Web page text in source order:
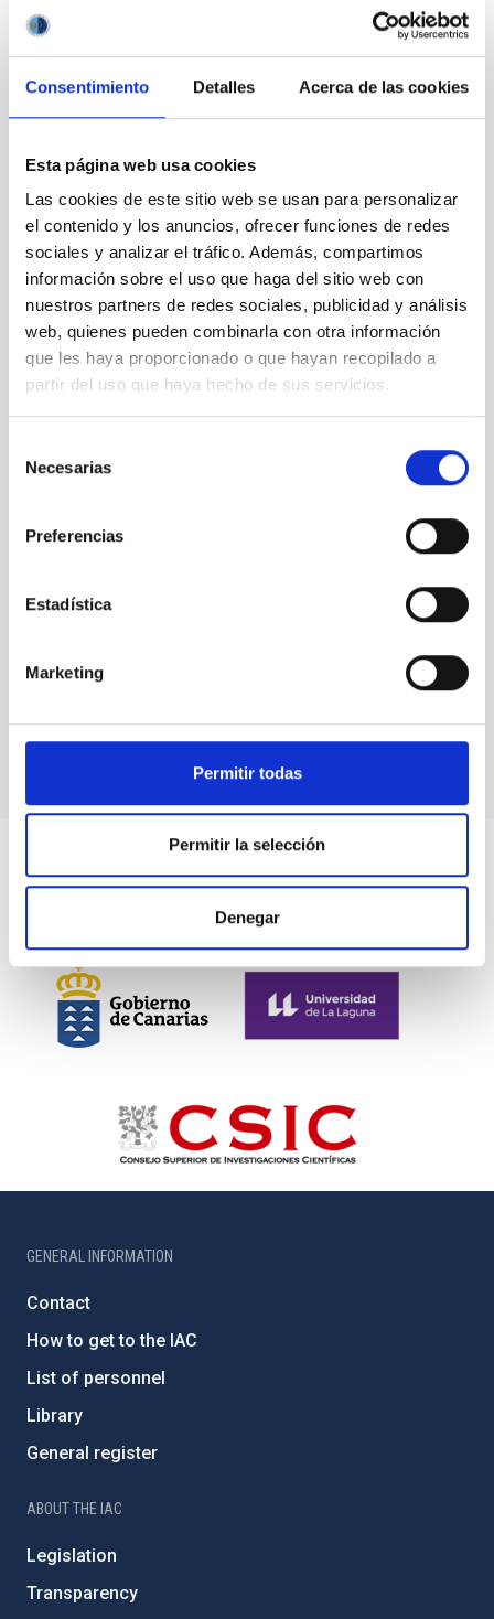
Consentimiento Detalles Acerca de las cookies
Esta página web usa cookies
Las cookies de este sitio web se usan para personalizar
el contenido y los anuncios, ofrecer funciones de redes
sociales y analizar el tráfico. Además, compartimos
información sobre el uso que haga del sitio web con
nuestros partners de redes sociales, publicidad y análisis
web, quienes pueden combinarla con otra información
que les haya proporcionado o que hayan recopilado a
partir del uso que haya hecho de sus servicios.
Necesarias
Preferencias
Estadística
Marketing
Permitir todas
Permitir la selección
Denegar
of
Astroparticle
Physics
Frontiers
of
Astroparticle
Physics
of
Frontiers
GENERAL INFORMATION
Contact
How to get to the IAC
List of personnel
Library
General register
ABOUT THE IAC
Legislation
Transparency